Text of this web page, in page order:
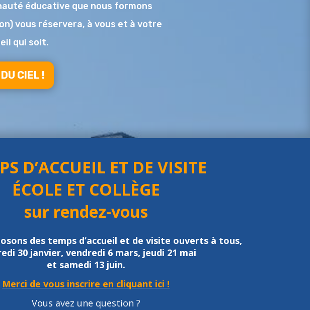
éducative que nous formons
vous réservera, à vous et à votre
qui soit.
CIEL !
D’ACCUEIL ET DE VISITE
ÉCOLE ET COLLÈGE
sur rendez-vous
des temps d’accueil et de visite ouverts à tous,
30 janvier, vendredi 6 mars, jeudi 21 mai
et samedi 13 juin.
Merci de vous inscrire en cliquant ici !
Vous avez une question ?